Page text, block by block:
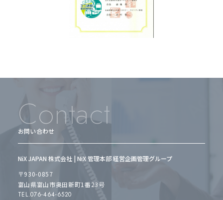
Contact
お問い合わせ
NiX JAPAN 株式会社 | NiX 管理本部 経営企画管理グループ
〒930-0857
富山県富山市奥田新町1番23号
TEL.076-464-6520